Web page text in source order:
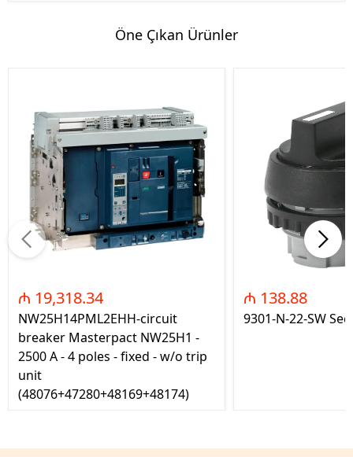
Öne Çıkan Ürünler
₼ 19,318.34
NW25H14PML2EHH-circuit
breaker Masterpact NW25H1 -
2500 A - 4 poles - fixed - w/o trip
unit
(48076+47280+48169+48174)
₼ 138.88
9301-N-22-SW